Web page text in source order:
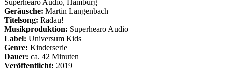
Superhearo Audio, Hamburg
Geräusche: Martin Langenbach
Titelsong: Radau!
Musikproduktion: Superhearo Audio
Label: Universum Kids
Genre: Kinderserie
Dauer: ca. 42 Minuten
Veröffentlicht: 2019